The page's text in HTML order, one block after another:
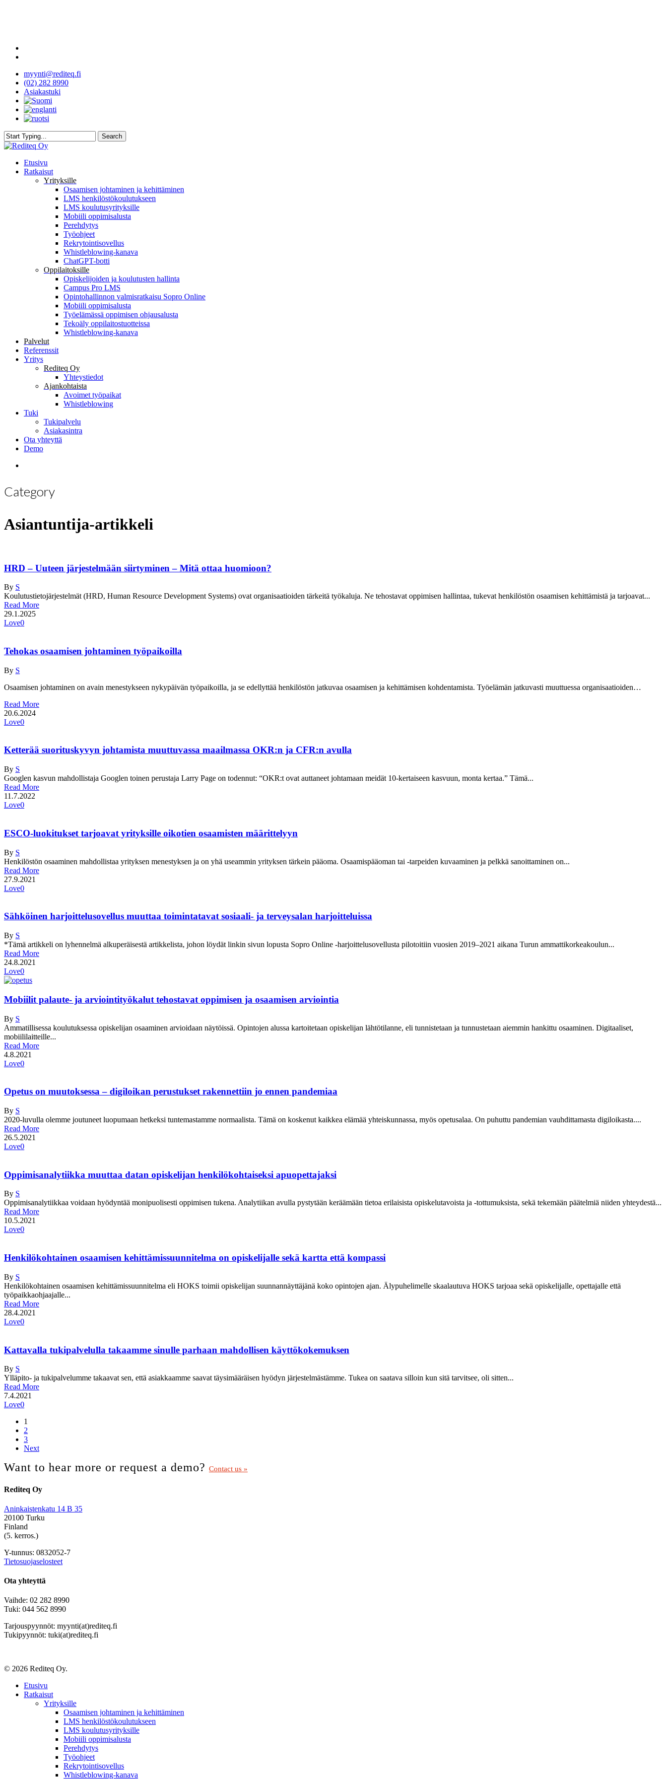
myynti@rediteq.fi
(02) 282 8990
Asiakastuki
Search
Close
search
Menu
Etusivu
Ratkaisut
Yrityksille
Osaamisen johtaminen ja kehittäminen
LMS henkilöstökoulutukseen
LMS koulutusyrityksille
Mobiili oppimisalusta
Perehdytys
Työohjeet
Rekrytointisovellus
Whistleblowing-kanava
ChatGPT-botti
Oppilaitoksille
Opiskelijoiden ja koulutusten hallinta
Campus Pro LMS
Opintohallinnon valmisratkaisu Sopro Online
Mobiili oppimisalusta
Työelämässä oppimisen ohjausalusta
Tekoäly oppilaitostuotteissa
Whistleblowing-kanava
Palvelut
Referenssit
Yritys
Rediteq Oy
Yhteystiedot
Ajankohtaista
Avoimet työpaikat
Whistleblowing
Tuki
Tukipalvelu
Asiakasintra
Ota yhteyttä
Demo
Category
Asiantuntija-artikkeli
HRD – Uuteen järjestelmään siirtyminen – Mitä ottaa huomioon?
By S
Koulutustietojärjestelmät (HRD, Human Resource Development Systems) ovat organisaatioiden tärkeitä työkaluja. Ne tehostavat oppimisen hallintaa, tukevat henkilöstön osaamisen kehittämistä ja tarjoavat...
Read More
29.1.2025
Love0
Tehokas osaamisen johtaminen työpaikoilla
By S
Osaamisen johtaminen on avain menestykseen nykypäivän työpaikoilla, ja se edellyttää henkilöstön jatkuvaa osaamisen ja kehittämisen kohdentamista. Työelämän jatkuvasti muuttuessa organisaatioiden…
Read More
20.6.2024
Love0
Ketterää suorituskyvyn johtamista muuttuvassa maailmassa OKR:n ja CFR:n avulla
By S
Googlen kasvun mahdollistaja Googlen toinen perustaja Larry Page on todennut: “OKR:t ovat auttaneet johtamaan meidät 10-kertaiseen kasvuun, monta kertaa.” Tämä...
Read More
11.7.2022
Love0
ESCO-luokitukset tarjoavat yrityksille oikotien osaamisten määrittelyyn
By S
Henkilöstön osaaminen mahdollistaa yrityksen menestyksen ja on yhä useammin yrityksen tärkein pääoma. Osaamispääoman tai -tarpeiden kuvaaminen ja pelkkä sanoittaminen on...
Read More
27.9.2021
Love0
Sähköinen harjoittelusovellus muuttaa toimintatavat sosiaali- ja terveysalan harjoitteluissa
By S
*Tämä artikkeli on lyhennelmä alkuperäisestä artikkelista, johon löydät linkin sivun lopusta Sopro Online -harjoittelusovellusta pilotoitiin vuosien 2019–2021 aikana Turun ammattikorkeakoulun...
Read More
24.8.2021
Love0
Mobiilit palaute- ja arviointityökalut tehostavat oppimisen ja osaamisen arviointia
By S
Ammatillisessa koulutuksessa opiskelijan osaaminen arvioidaan näytöissä. Opintojen alussa kartoitetaan opiskelijan lähtötilanne, eli tunnistetaan ja tunnustetaan aiemmin hankittu osaaminen. Digitaaliset,
mobiililaitteille...
Read More
4.8.2021
Love0
Opetus on muutoksessa – digiloikan perustukset rakennettiin jo ennen pandemiaa
By S
2020-luvulla olemme joutuneet luopumaan hetkeksi tuntemastamme normaalista. Tämä on koskenut kaikkea elämää yhteiskunnassa, myös opetusalaa. On puhuttu pandemian vauhdittamasta digiloikasta....
Read More
26.5.2021
Love0
Oppimisanalytiikka muuttaa datan opiskelijan henkilökohtaiseksi apuopettajaksi
By S
Oppimisanalytiikkaa voidaan hyödyntää monipuolisesti oppimisen tukena. Analytiikan avulla pystytään keräämään tietoa erilaisista opiskelutavoista ja -tottumuksista, sekä tekemään päätelmiä niiden yhteydestä...
Read More
10.5.2021
Love0
Henkilökohtainen osaamisen kehittämissuunnitelma on opiskelijalle sekä kartta että kompassi
By S
Henkilökohtainen osaamisen kehittämissuunnitelma eli HOKS toimii opiskelijan suunnannäyttäjänä koko opintojen ajan. Älypuhelimelle skaalautuva HOKS tarjoaa sekä opiskelijalle, opettajalle että
työpaikkaohjaajalle...
Read More
28.4.2021
Love0
Kattavalla tukipalvelulla takaamme sinulle parhaan mahdollisen käyttökokemuksen
By S
Ylläpito- ja tukipalvelumme takaavat sen, että asiakkaamme saavat täysimääräisen hyödyn järjestelmästämme. Tukea on saatava silloin kun sitä tarvitsee, oli sitten...
Read More
7.4.2021
Love0
1
2
3
Next
Want to hear more or request a demo? Contact us »
Rediteq Oy
Aninkaistenkatu 14 B 35
20100 Turku
Finland
(5. kerros.)
Y-tunnus: 0832052-7
Tietosuojaselosteet
Ota yhteyttä
Vaihde: 02 282 8990
Tuki: 044 562 8990
Tarjouspyynnöt: myynti(at)rediteq.fi
Tukipyynnöt: tuki(at)rediteq.fi
© 2026 Rediteq Oy.
Close
Menu
Etusivu
Ratkaisut
Yrityksille
Osaamisen johtaminen ja kehittäminen
LMS henkilöstökoulutukseen
LMS koulutusyrityksille
Mobiili oppimisalusta
Perehdytys
Työohjeet
Rekrytointisovellus
Whistleblowing-kanava